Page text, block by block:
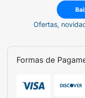
Ofertas,
Formas de